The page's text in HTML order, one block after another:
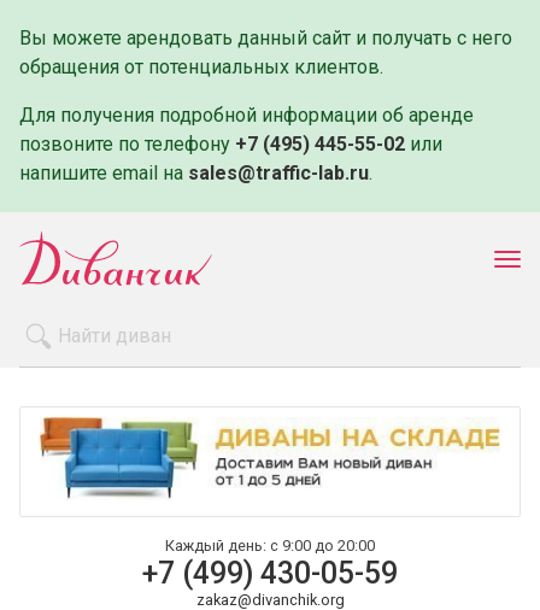
Вы можете арендовать данный сайт и получать с него
обращения от потенциальных клиентов.
Для получения подробной информации об аренде
позвоните по телефону +7 (495) 445-55-02 или
напишите email на sales@traffic-lab.ru.
Оплата и доставка
Контакты
Каждый день: с 9:00 до 20:00
+7 (499) 430-05-59
zakaz@divanchik.org